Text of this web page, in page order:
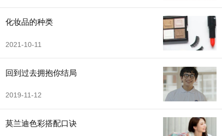
化妆品的种类
2021-10-11
回到过去拥抱你结局
2019-11-12
莫兰迪色彩搭配口诀